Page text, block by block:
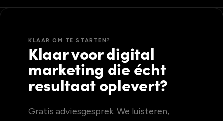
KLAAR OM TE STARTEN?
Klaar voor digital
marketing die écht
resultaat oplevert?
Gratis adviesgesprek. We luisteren,